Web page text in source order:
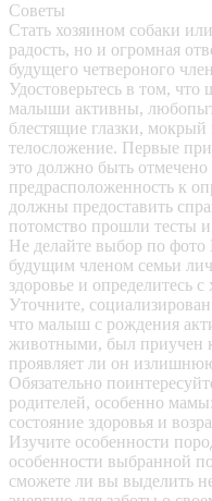
Советы
Стать хозяином собаки
радость, но и огромная
будущего четвероного
Удостоверьтесь в том,
малыши активны,
блестящие глазки,
телосложение. Первые
это должно быть
предрасположенность к
должны предоставить
потомство прошли тесты
Не делайте выбор по фото
будущим членом семьи
здоровье и определитесь с
Уточните,
что малыш с рождения
животными, был приучен
проявляет ли он
Обязательно
родителей, особенно
состояние здоровья и
Изучите особенности
особенности выбранной
сможете ли вы выделить